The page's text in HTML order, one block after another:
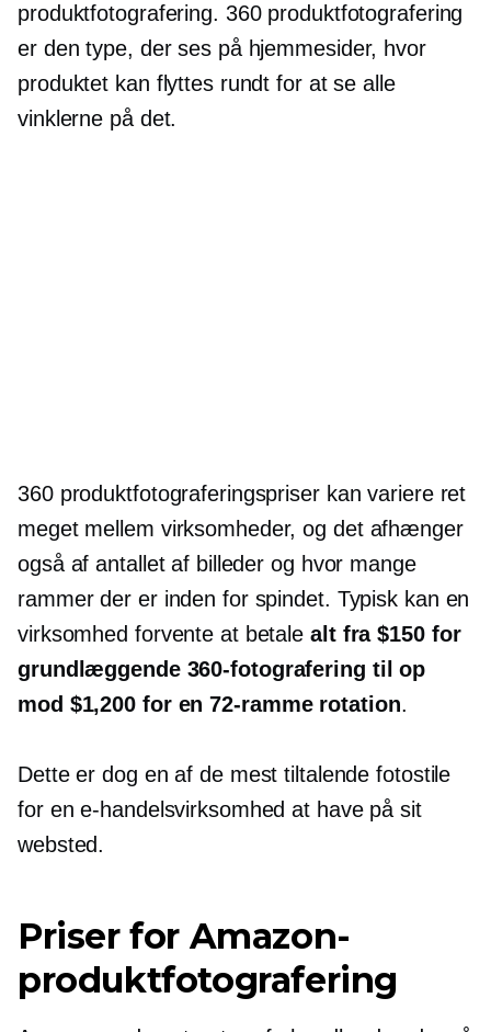
produktfotografering. 360 produktfotografering
er den type, der ses på hjemmesider, hvor
produktet kan flyttes rundt for at se alle
vinklerne på det.
360 produktfotograferingspriser kan variere ret
meget mellem virksomheder, og det afhænger
også af antallet af billeder og hvor mange
rammer der er inden for spindet. Typisk kan en
virksomhed forvente at betale alt fra $150 for
grundlæggende 360-fotografering til op
mod $1,200 for en72-rammerotation.
Dette er dog en af ​​de mest tiltalende fotostile
for en e-handelsvirksomhed at have på sit
websted.
Priser for Amazon-
produktfotografering